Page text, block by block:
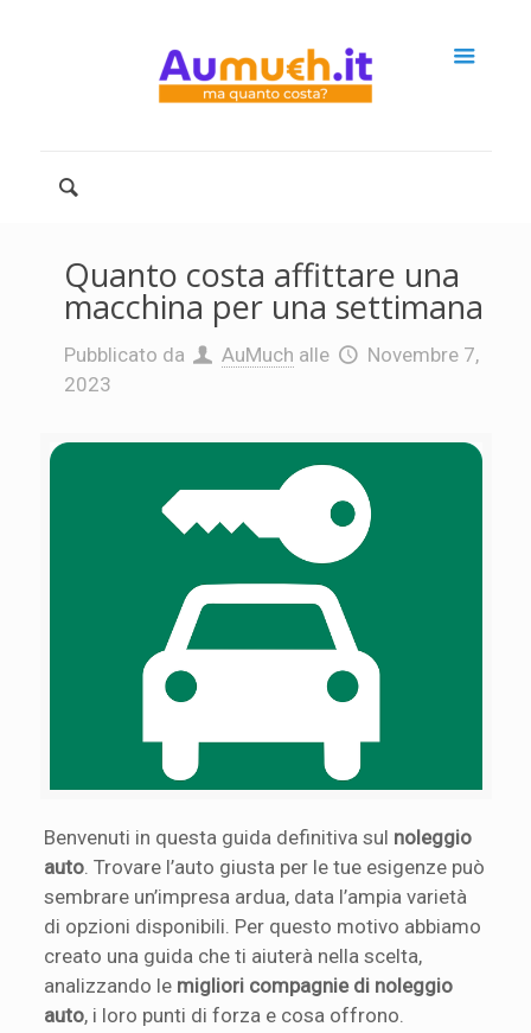
Quanto costa affittare una
macchina per una settimana
Pubblicato da AuMuch alle
Novembre 7,
2023
Benvenuti in questa guida definitiva sul noleggio
auto . Trovare l’auto giusta per le tue esigenze può
sembrare un’impresa ardua, data l’ampia varietà
di opzioni disponibili. Per questo motivo abbiamo
creato una guida che ti aiuterà nella scelta,
analizzando le migliori compagnie di noleggio
auto, i loro punti di forza e cosa offrono.